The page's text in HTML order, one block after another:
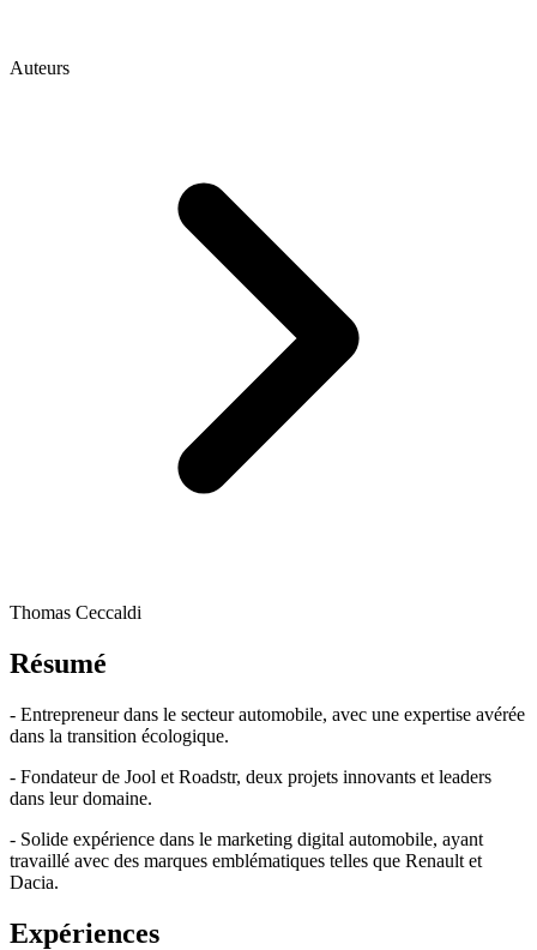
Auteurs
Thomas Ceccaldi
Résumé
- Entrepreneur dans le secteur automobile, avec une expertise avérée
dans la transition écologique.
- Fondateur de Jool et Roadstr, deux projets innovants et leaders
dans leur domaine.
- Solide expérience dans le marketing digital automobile, ayant
travaillé avec des marques emblématiques telles que Renault et
Dacia.
Expériences